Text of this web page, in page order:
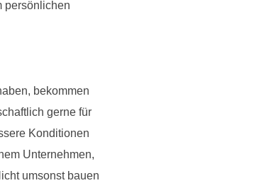
persönlichen
bekommen
gerne für
Konditionen
Unternehmen,
umsonst bauen